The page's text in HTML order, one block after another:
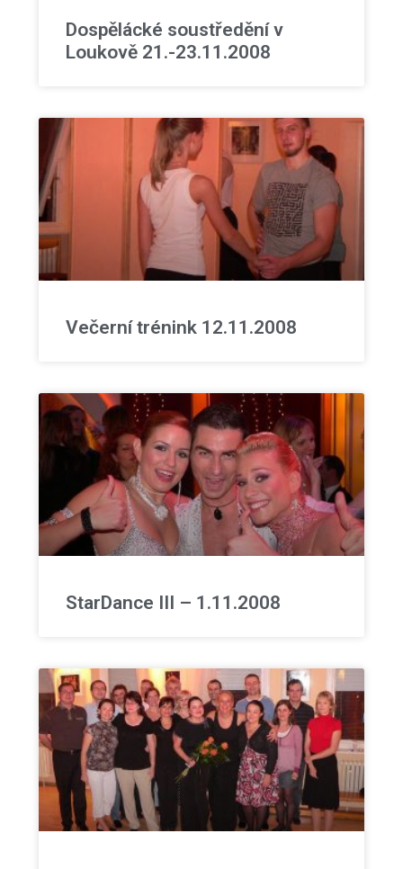
Dospělácké soustředění v
Loukově 21.-23.11.2008
Večerní trénink 12.11.2008
StarDance III – 1.11.2008